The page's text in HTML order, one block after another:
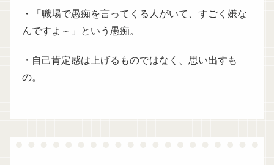
・「職場で愚痴を言ってくる人がいて、すごく嫌な
んですよ～」という愚痴。
・自己肯定感は上げるものではなく、思い出すも
の。